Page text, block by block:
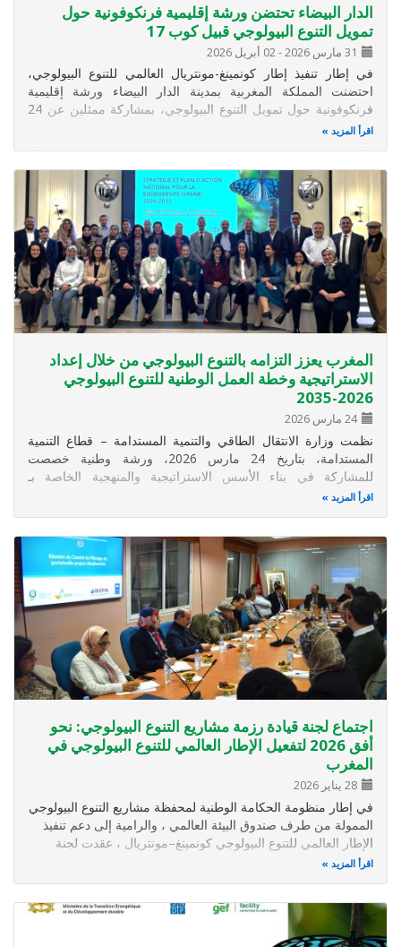
الدار البيضاء تحتضن ورشة إقليمية فرنكوفونية حول
تمويل التنوع البيولوجي قبيل كوب 17
31 مارس 2026 -02 أبريل 2026
في إطار تنفيذ إطار كونمينغ-مونتريال العالمي للتنوع البيولوجي،
احتضنت المملكة المغربية بمدينة الدار البيضاء ورشة إقليمية
فرنكوفونية حول تمويل التنوع البيولوجي، بمشاركة ممثلين عن 24
دولة إفريقية ناطقة بالفرنسية.
وقد تم تنظيم هذه الورشة بشكل مشترك من طرف برنامج الأمم
المتحدة الإنمائي (BIOFIN)، ومعهد
اقرأ المزيد
المغرب يعزز التزامه بالتنوع البيولوجي من خلال إعداد
الاستراتيجية وخطة العمل الوطنية للتنوع البيولوجي
2026-2035
24 مارس 2026
نظمت وزارة الانتقال الطاقي والتنمية المستدامة – قطاع التنمية
المستدامة، بتاريخ 24 مارس 2026، ورشة وطنية خصصت
للمشاركة في بناء الأسس الاستراتيجية والمنهجية الخاصة بـ
الاستراتيجية وخطة العمل الوطنية للتنوع البيولوجي 2026-2035.
وتندرج هذه الورشة، المنظمة بدعم من برنامج الأمم المتحدة
الإنمائي (UNDP)
اقرأ المزيد
اجتماع لجنة قيادة رزمة مشاريع التنوع البيولوجي: نحو
أفق 2026 لتفعيل الإطار العالمي للتنوع البيولوجي في
المغرب
28 يناير 2026
في إطار منظومة الحكامة الوطنية لمحفظة مشاريع التنوع البيولوجي
الممولة من طرف صندوق البيئة العالمي ، والرامية إلى دعم تنفيذ
الإطار العالمي للتنوع البيولوجي كونمينغ–مونتريال ، عقدت لجنة
اقرأ المزيد